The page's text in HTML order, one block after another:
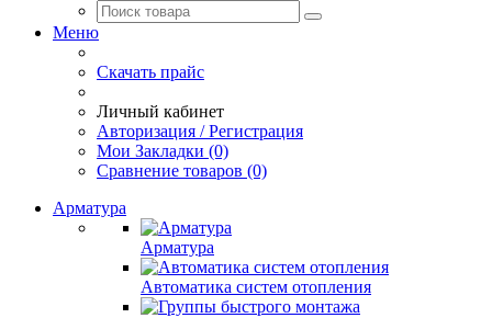
Меню
Скачать прайс
Личный кабинет
Авторизация / Регистрация
Мои Закладки (0)
Сравнение товаров (0)
Арматура
Арматура
Автоматика систем отопления